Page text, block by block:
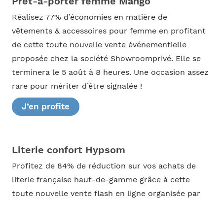
Réalisez 77% d’économies en matière de
vêtements & accessoires pour femme en profitant
de cette toute nouvelle vente événementielle
proposée chez la société Showroomprivé. Elle se
terminera le 5 août à 8 heures. Une occasion assez
rare pour mériter d’être signalée !
J’en profite
Literie confort Hypsom
Profitez de 84% de réduction sur vos achats de
literie française haut-de-gamme grâce à cette
toute nouvelle vente flash en ligne organisée par